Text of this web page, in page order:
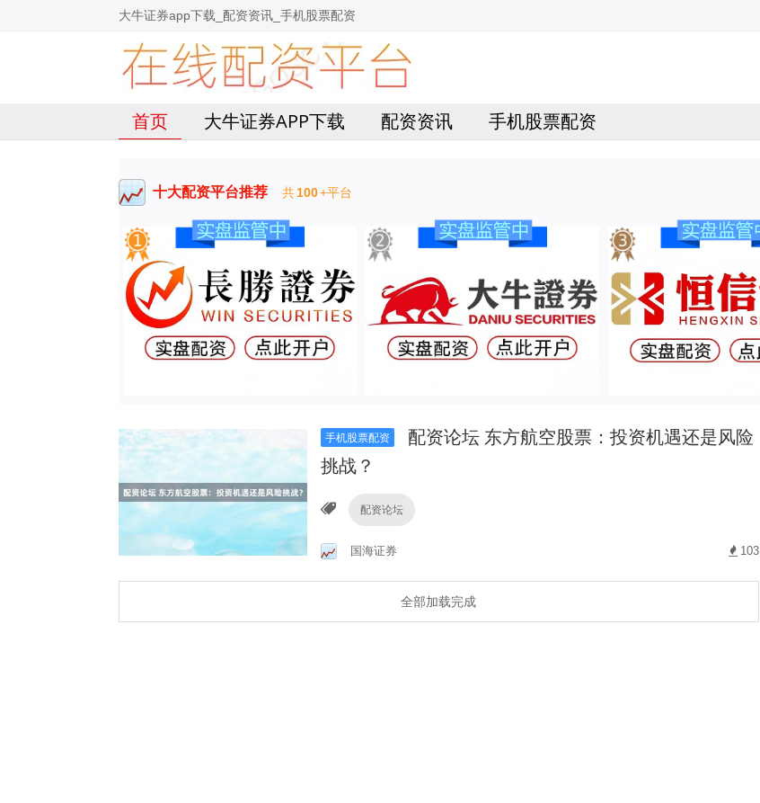
大牛证券app下载_配资资讯_手机股票配资
首页 大牛证券APP下载 配资资讯 手机股票配资
十大配资平台推荐 共100+平台
手机股票配资
配资论坛 东方航空股票：投资机遇还是风险
挑战？
配资论坛
国海证券 103
全部加载完成